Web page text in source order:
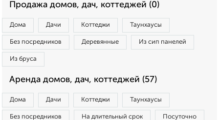
Продажа домов, дач, коттеджей (0)
Дома Дачи Коттеджи Таунхаусы
Без посредников Деревянные Из сип панелей
Из бруса
Аренда домов, дач, коттеджей (57)
Дома Дачи Коттеджи Таунхаусы
Без посредников На длительный срок Посуточно